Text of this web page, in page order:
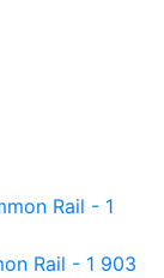
Rail - 1 903